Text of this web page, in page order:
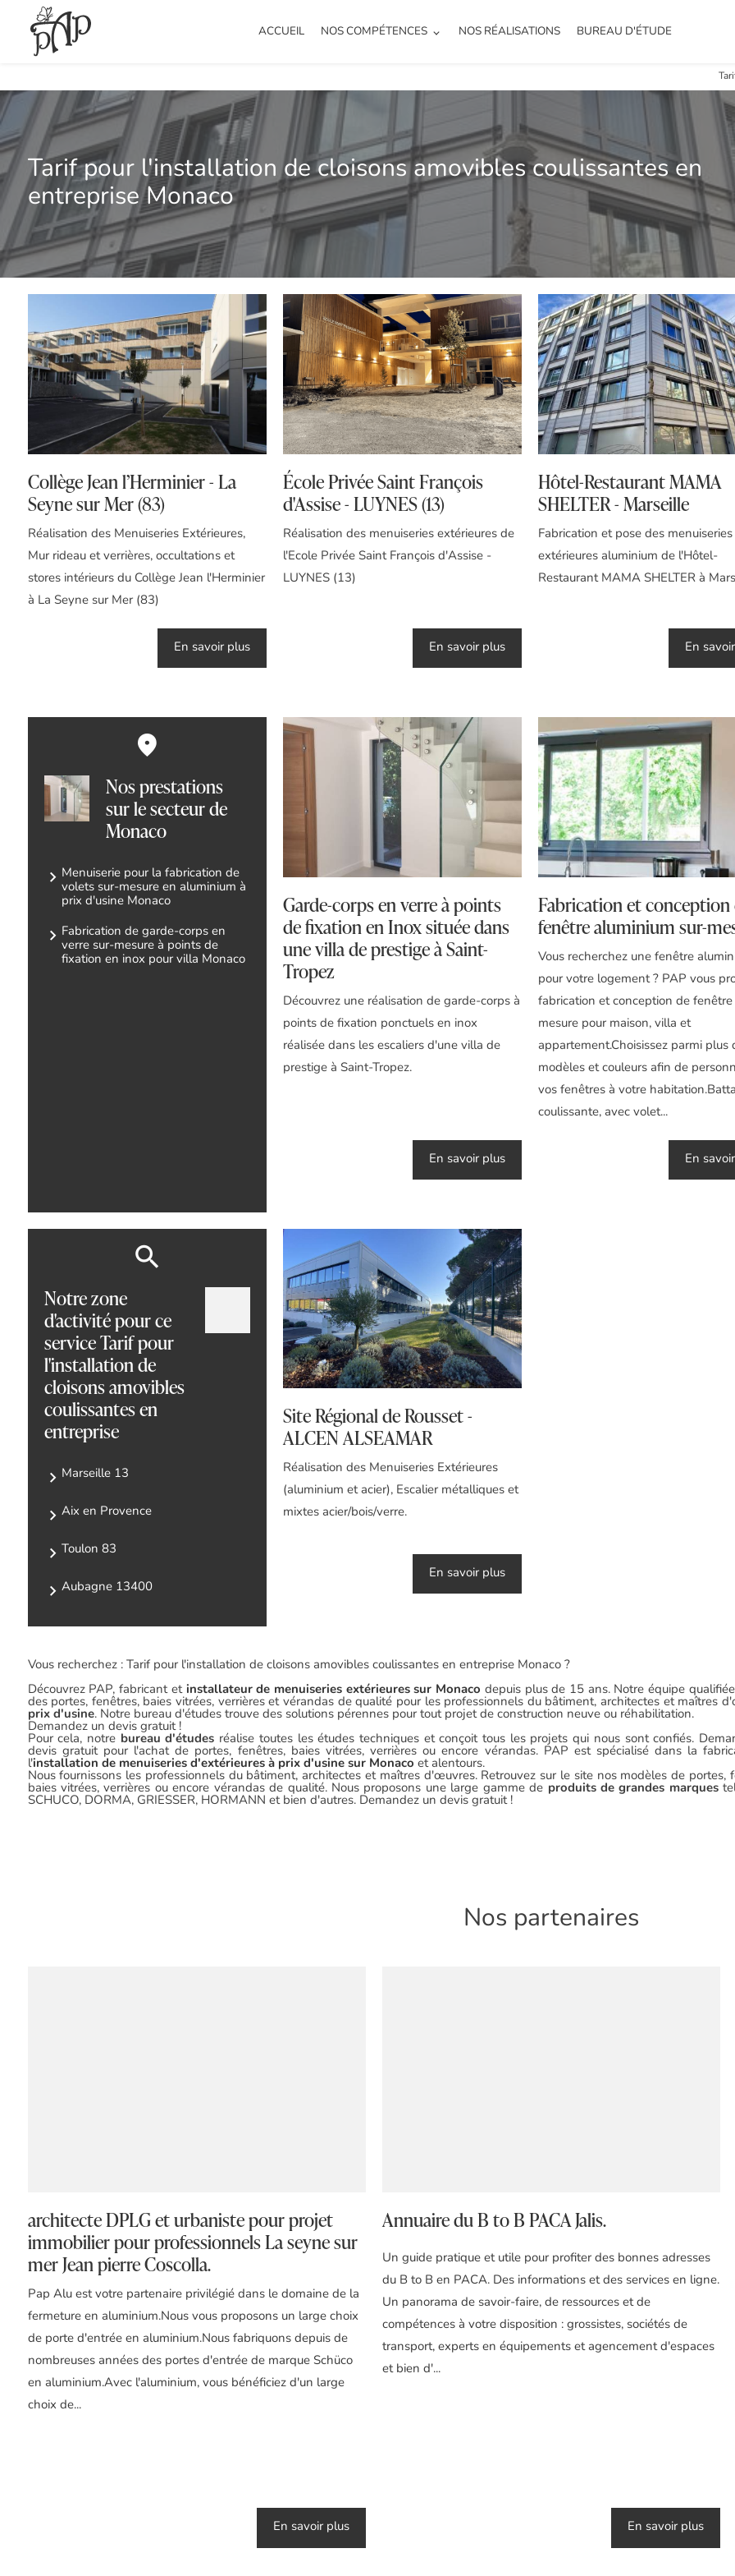
ACCUEIL NOS COMPÉTENCES NOS RÉALISATIONS BUREAU D'ÉTUDE
Tarif pour l'installation de cloisons amovibles coulissantes en
entreprise Monaco
Collège Jean l’Herminier - La
Seyne sur Mer (83)
Réalisation des Menuiseries Extérieures,
Mur rideau et verrières, occultations et
stores intérieurs du Collège Jean l'Herminier
à La Seyne sur Mer (83)
En savoir plus
École Privée Saint François
d'Assise - LUYNES (13)
Réalisation des menuiseries extérieures de
l'Ecole Privée Saint François d'Assise -
LUYNES (13)
En savoir plus
Hôtel-Restaurant MAMA
SHELTER - Marseille
Fabrication et pose des menuiseries
extérieures aluminium de l'Hôtel-
Restaurant MAMA SHELTER à
En
Nos prestations
sur le secteur de
Monaco
Menuiserie pour la fabrication de
volets sur-mesure en aluminium à
prix d'usine Monaco
Fabrication de garde-corps en
verre sur-mesure à points de
fixation en inox pour villa Monaco
Garde-corps en verre à points
de fixation en Inox située dans
une villa de prestige à Saint-
Tropez
Découvrez une réalisation de garde-corps à
points de fixation ponctuels en inox
réalisée dans les escaliers d'une villa de
prestige à Saint-Tropez.
En savoir plus
Fabrication et conception
fenêtre aluminium sur-
Vous recherchez une fenêtre
pour votre logement ? PAP vous
fabrication et conception de fenêtre
mesure pour maison, villa et
appartement.Choisissez parmi plus
modèles et couleurs afin de
vos fenêtres à votre
coulissante, avec volet...
En
Notre zone
d'activité pour ce
service Tarif pour
l'installation de
cloisons amovibles
coulissantes en
entreprise
Marseille 13
Aix en Provence
Toulon 83
Aubagne 13400
Site Régional de Rousset -
ALCEN ALSEAMAR
Réalisation des Menuiseries Extérieures
(aluminium et acier), Escalier métalliques et
mixtes acier/bois/verre.
En savoir plus
Vous recherchez : Tarif pour l'installation de cloisons amovibles coulissantes en entreprise Monaco ?
Découvrez PAP, fabricant et installateur de menuiseries extérieures sur Monaco depuis plus de 15 ans. Notre équipe
des portes, fenêtres, baies vitrées, verrières et vérandas de qualité pour les professionnels du bâtiment, architectes et maîtres
prix d'usine. Notre bureau d'études trouve des solutions pérennes pour tout projet de construction neuve ou réhabilitation.
Demandez un devis gratuit !
Pour cela, notre bureau d'études réalise toutes les études techniques et conçoit tous les projets qui nous sont confiés.
devis gratuit pour l'achat de portes, fenêtres, baies vitrées, verrières ou encore vérandas. PAP est spécialisé dans la
l'installation de menuiseries d'extérieures à prix d'usine sur Monaco et alentours.
Nous fournissons les professionnels du bâtiment, architectes et maîtres d'œuvres. Retrouvez sur le site nos modèles de portes,
baies vitrées, verrières ou encore vérandas de qualité. Nous proposons une large gamme de produits de grandes marques
SCHUCO, DORMA, GRIESSER, HORMANN et bien d'autres. Demandez un devis gratuit !
Nos partenaires
architecte DPLG et urbaniste pour projet
immobilier pour professionnels La seyne sur
mer Jean pierre Coscolla.
Pap Alu est votre partenaire privilégié dans le domaine de la
fermeture en aluminium.Nous vous proposons un large choix
de porte d'entrée en aluminium.Nous fabriquons depuis de
nombreuses années des portes d'entrée de marque Schüco
en aluminium.Avec l'aluminium, vous bénéficiez d'un large
choix de...
En savoir plus
Annuaire du B to B PACA Jalis.
Un guide pratique et utile pour profiter des bonnes adresses
du B to B en PACA. Des informations et des services en ligne.
Un panorama de savoir-faire, de ressources et de
compétences à votre disposition : grossistes, sociétés de
transport, experts en équipements et agencement d'espaces
et bien d'...
En savoir plus
Panneau de gestion des cookies